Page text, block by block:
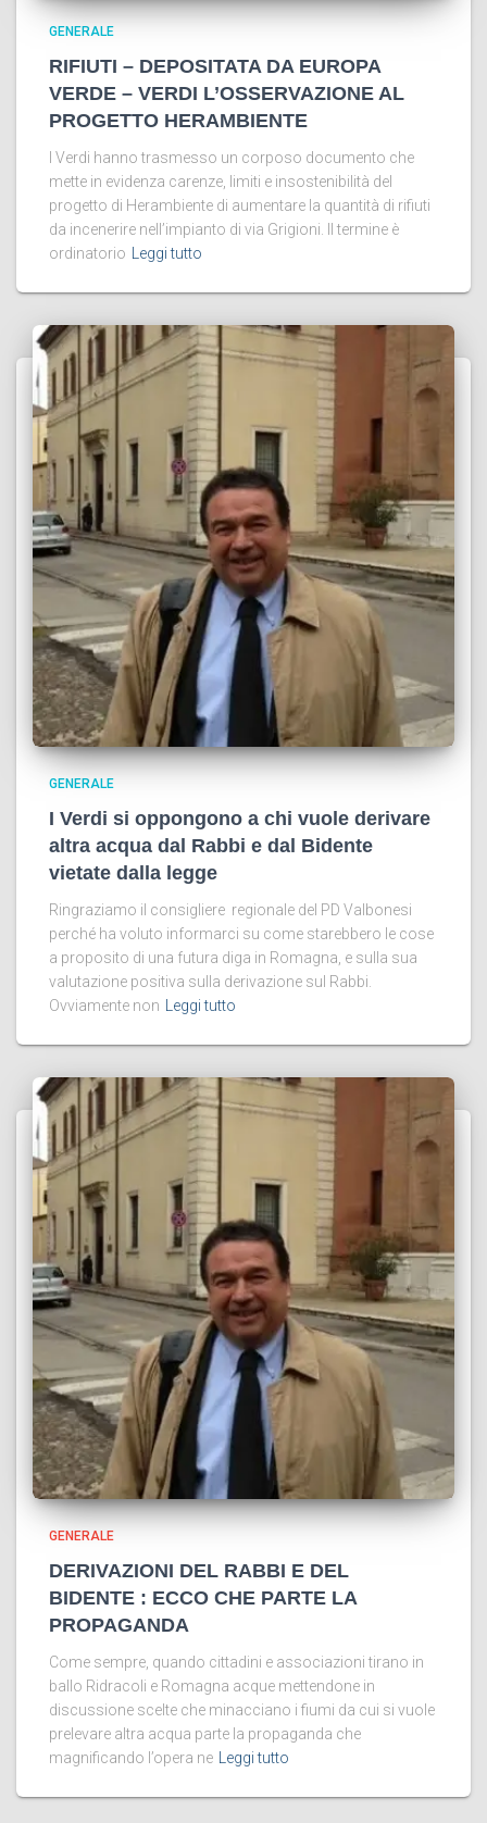
GENERALE
RIFIUTI – DEPOSITATA DA EUROPA
VERDE – VERDI L’OSSERVAZIONE AL
PROGETTO HERAMBIENTE
I Verdi hanno trasmesso un corposo documento che
mette in evidenza carenze, limiti e insostenibilità del
progetto di Herambiente di aumentare la quantità di rifiuti
da incenerire nell’impianto di via Grigioni. Il termine è
ordinatorio
Leggi tutto
GENERALE
I Verdi si oppongono a chi vuole derivare
altra acqua dal Rabbi e dal Bidente
vietate dalla legge
Ringraziamo il consigliere regionale del PD Valbonesi
perché ha voluto informarci su come starebbero le cose
a proposito di una futura diga in Romagna, e sulla sua
valutazione positiva sulla derivazione sul Rabbi.
Ovviamente non
Leggi tutto
GENERALE
DERIVAZIONI DEL RABBI E DEL
BIDENTE : ECCO CHE PARTE LA
PROPAGANDA
Come sempre, quando cittadini e associazioni tirano in
ballo Ridracoli e Romagna acque mettendone in
discussione scelte che minacciano i fiumi da cui si vuole
prelevare altra acqua parte la propaganda che
magnificando l’opera ne
Leggi tutto